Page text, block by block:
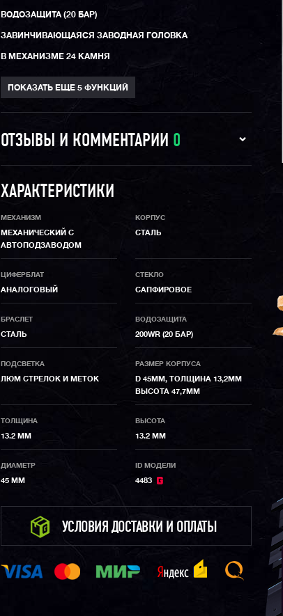
ВОДОЗАЩИТА (20 БАР)
ЗАВИНЧИВАЮЩАЯСЯ ЗАВОДНАЯ ГОЛОВКА
В МЕХАНИЗМЕ 24 КАМНЯ
ОТЗЫВЫ И КОММЕНТАРИИ 0
ХАРАКТЕРИСТИКИ
МЕХАНИЗМ
МЕХАНИЧЕСКИЙ С
АВТОПОДЗАВОДОМ
КОРПУС
СТАЛЬ
ЦИФЕРБЛАТ
АНАЛОГОВЫЙ
СТЕКЛО
САПФИРОВОЕ
БРАСЛЕТ
СТАЛЬ
ВОДОЗАЩИТА
200WR (20 БАР)
ПОДСВЕТКА
ЛЮМ СТРЕЛОК И МЕТОК
РАЗМЕР КОРПУСА
D 45ММ, ТОЛЩИНА 13,2ММ
ВЫСОТА 47,7ММ
ТОЛЩИНА
13.2 ММ
ВЫСОТА
13.2 ММ
ДИАМЕТР
45 ММ
ID МОДЕЛИ
4483
УСЛОВИЯ ДОСТАВКИ И ОПЛАТЫ